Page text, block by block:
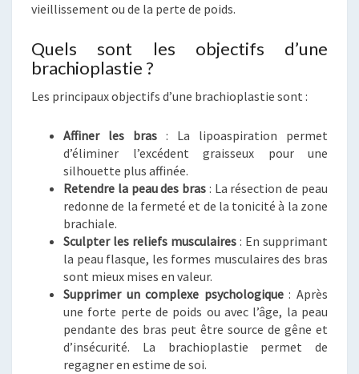
vieillissement ou de la perte de poids.
Quels sont les objectifs d’une
brachioplastie ?
Les principaux objectifs d’une brachioplastie sont :
Affiner les bras : La lipoaspiration permet
d’éliminer l’excédent graisseux pour une
silhouette plus affinée.
Retendre la peau des bras : La résection de peau
redonne de la fermeté et de la tonicité à la zone
brachiale.
Sculpter les reliefs musculaires : En supprimant
la peau flasque, les formes musculaires des bras
sont mieux mises en valeur.
Supprimer un complexe psychologique: Après
une forte perte de poids ou avec l’âge, la peau
pendante des bras peut être source de gêne et
d’insécurité. La brachioplastie permet de
regagner en estime de soi.